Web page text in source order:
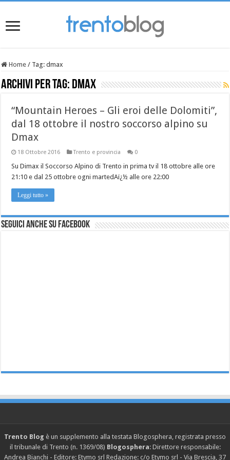
Home / Tag:dmax
Archivi per tag: dmax
“Mountain Heroes – Gli eroi delle Dolomiti”,
dal 18 ottobre il nostro soccorso alpino su
Dmax
18 Ottobre 2016 Trento e provincia 0
Su Dimax il Soccorso Alpino di Trento in prima tv il 18 ottobre alle ore
21:10 e dal 25 ottobre ogni martedAï¿½ alle ore 22:00
Leggi tutto »
Seguici anche su Facebook
Trento Blog è un supplemento alla testata Blogosphera, registrata presso
il tribunale di Trento (n. 1369/08) Blogosphera: Direttore responsabile:
Andrea Bianchi - Editore: Etymo srl Redazione: c/o Etymo srl - Via Brescia, 37